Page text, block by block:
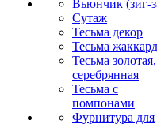
Вьюнчик (зиг-
Сутаж
Тесьма декор
Тесьма жаккард
Тесьма золотая,
серебрянная
Тесьма с
помпонами
Фурнитура для